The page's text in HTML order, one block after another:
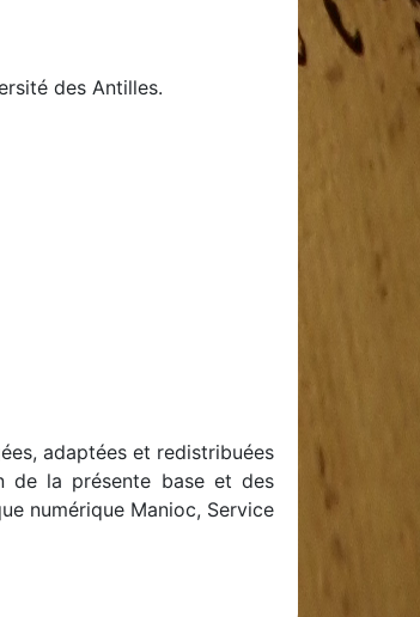
des Antilles.
adaptées et redistribuées
de la présente base et des
numérique Manioc, Service